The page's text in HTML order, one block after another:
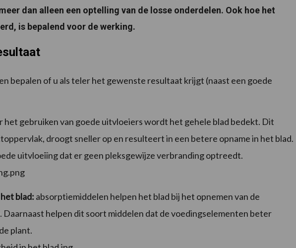
dan alleen een optelling van de losse onderdelen. Ook hoe het
is bepalend voor de werking.
bepalen of u als teler het gewenste resultaat krijgt (naast een goede
het gebruiken van goede uitvloeiers wordt het gehele blad bedekt. Dit
droogt sneller op en resulteert in een betere opname in het blad.
uitvloeiïng dat er geen pleksgewijze verbranding optreedt.
blad: absorptiemiddelen helpen het blad bij het opnemen van de
helpen dit soort middelen dat de voedingselementen beter
plant.